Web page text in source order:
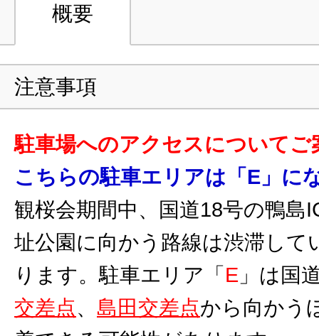
概要
注意事項
駐車場へのアクセスについてご
こちらの駐車エリアは「E」に
観桜会期間中、国道18号の鴨島
址公園に向かう路線は渋滞して
ります。駐車エリア「 E 」は国
交差点、 島田交差点から向かう